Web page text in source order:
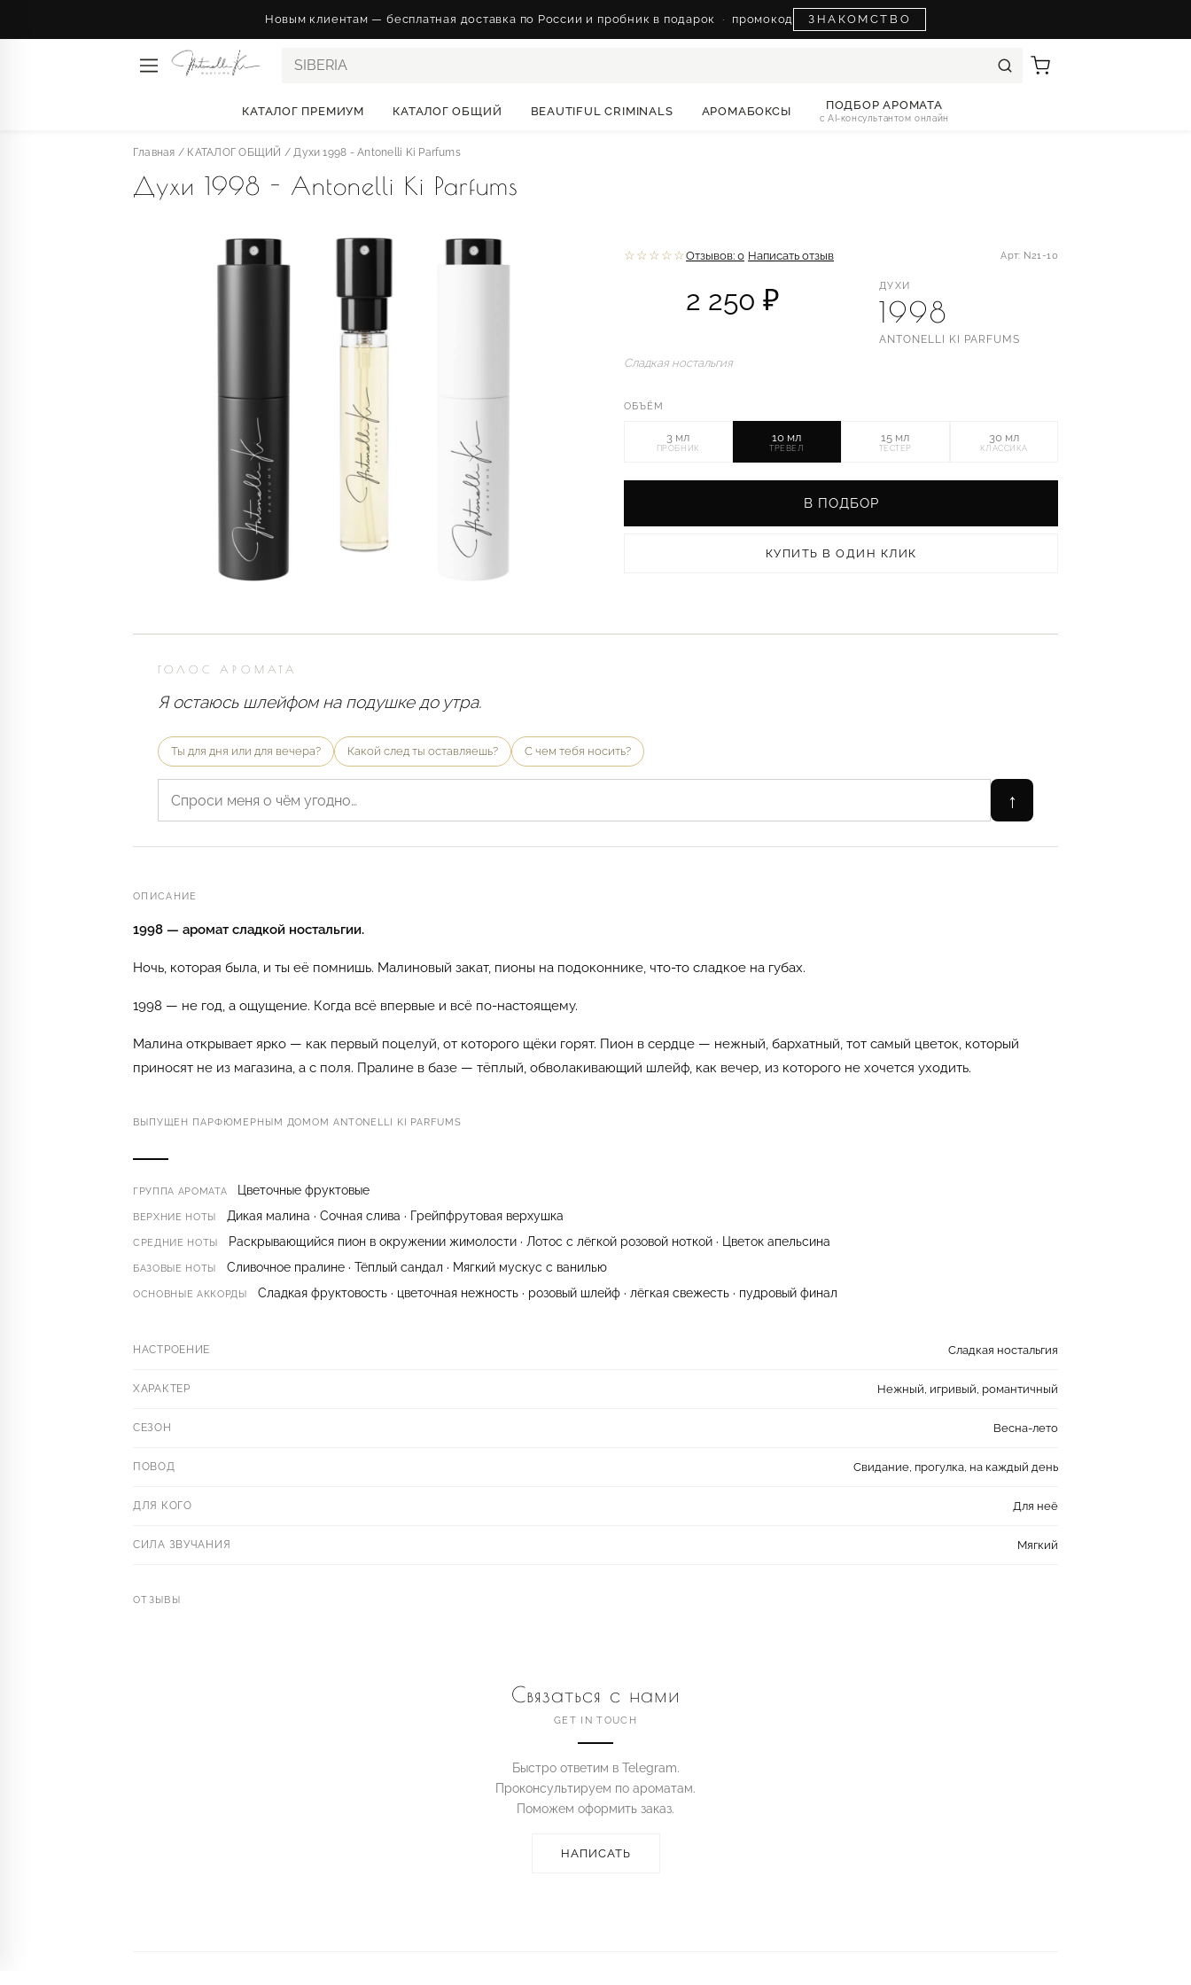
Новым клиентам — бесплатная доставка по России и пробник в подарок · промокод ЗНАКОМСТВО
КАТАЛОГ ПРЕМИУМ КАТАЛОГ ОБЩИЙ BEAUTIFUL CRIMINALS АРОМАБОКСЫ ПОДБОР АРОМАТА
с AI-консультантом онлайн
Главная / КАТАЛОГ ОБЩИЙ /Духи 1998 - Antonelli Ki Parfums
Духи 1998 - Antonelli Ki Parfums
☆☆☆☆☆ Отзывов: 0 Написать отзыв Арт: N21-10
2 250 ₽ ДУХИ
1998
ANTONELLI KI PARFUMS
Сладкая ностальгия
ОБЪЁМ
3 мл
ПРОБНИК
10 мл
ТРЕВЕЛ
15 мл
ТЕСТЕР
30 мл
КЛАССИКА
В ПОДБОР
КУПИТЬ В ОДИН КЛИК
ГОЛОС АРОМАТА
Я остаюсь шлейфом на подушке до утра.
Ты для дня или для вечера? Какой след ты оставляешь? С чем тебя носить?
↑
ОПИСАНИЕ
1998 — аромат сладкой ностальгии.
Ночь, которая была, и ты её помнишь. Малиновый закат, пионы на подоконнике, что-то сладкое на губах.
1998 — не год, а ощущение. Когда всё впервые и всё по-настоящему.
Малина открывает ярко — как первый поцелуй, от которого щёки горят. Пион в сердце — нежный, бархатный, тот самый цветок, который
приносят не из магазина, а с поля. Пралине в базе — тёплый, обволакивающий шлейф, как вечер, из которого не хочется уходить.
ВЫПУЩЕН ПАРФЮМЕРНЫМ ДОМОМ ANTONELLI KI PARFUMS
ГРУППА АРОМАТА Цветочные фруктовые
ВЕРХНИЕ НОТЫ Дикая малина · Сочная слива · Грейпфрутовая верхушка
СРЕДНИЕ НОТЫ Раскрывающийся пион в окружении жимолости · Лотос с лёгкой розовой ноткой · Цветок апельсина
БАЗОВЫЕ НОТЫ Сливочное пралине · Тёплый сандал · Мягкий мускус с ванилью
ОСНОВНЫЕ АККОРДЫ Сладкая фруктовость · цветочная нежность · розовый шлейф · лёгкая свежесть · пудровый финал
НАСТРОЕНИЕ Сладкая ностальгия
ХАРАКТЕР Нежный, игривый, романтичный
СЕЗОН Весна-лето
ПОВОД Свидание, прогулка, на каждый день
ДЛЯ КОГО Для неё
СИЛА ЗВУЧАНИЯ Мягкий
ОТЗЫВЫ
Связаться с нами
GET IN TOUCH
Быстро ответим в Telegram.
Проконсультируем по ароматам.
Поможем оформить заказ.
НАПИСАТЬ